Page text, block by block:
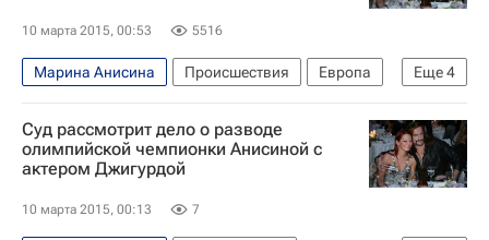
10 марта 2015, 00:53 5516
Еще4
Марина Анисина Происшествия
Европа
Весь мир
Никита Джигурда
Сергей Жорин
Россия
Суд рассмотрит дело о разводе
олимпийской чемпионки Анисиной с
актером Джигурдой
10 марта 2015, 00:13 7